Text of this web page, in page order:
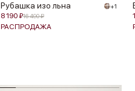
Рубашка изо льна +1
8 190 ₽16 490 ₽
РАСПРОДАЖА